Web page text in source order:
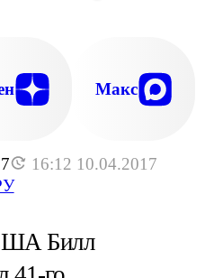
16:12 10.04.2017
Макс
Билл